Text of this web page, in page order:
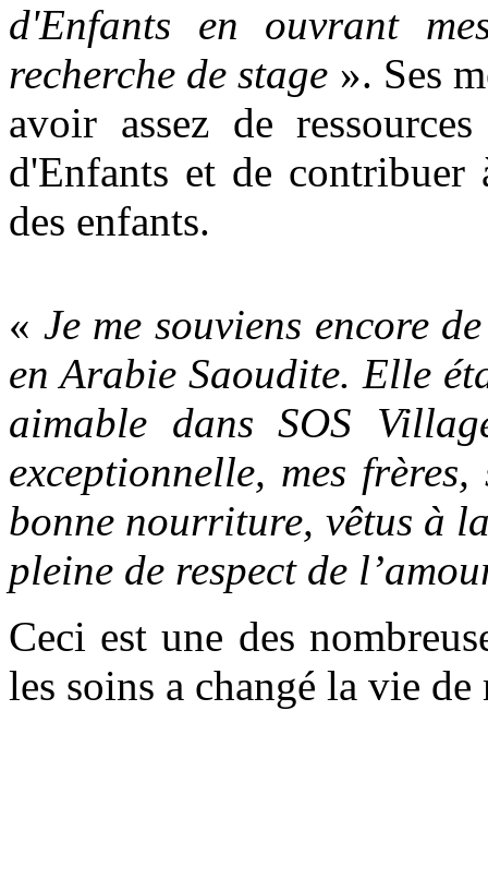
d'Enfants en ouvrant
recherche de stage ». Ses
avoir assez de
d'Enfants et de
des enfants.
« Je me souviens encore
en Arabie Saoudite. Elle
aimable dans SOS
exceptionnelle, mes
bonne nourriture, vêtus à
pleine de respect de
Ceci est une des
les soins a changé la vie